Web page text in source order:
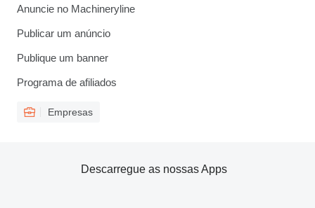
Anuncie no Machineryline
Publicar um anúncio
Publique um banner
Programa de afiliados
Empresas
Descarregue as nossas Apps